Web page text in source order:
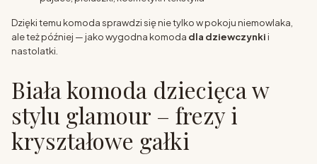
Dzięki temu komoda sprawdzi się nie tylko w pokoju niemowlaka,
ale też później — jako wygodna komoda dla dziewczynki i
nastolatki.
Biała komoda dziecięca w
stylu glamour – frezy i
kryształowe gałki